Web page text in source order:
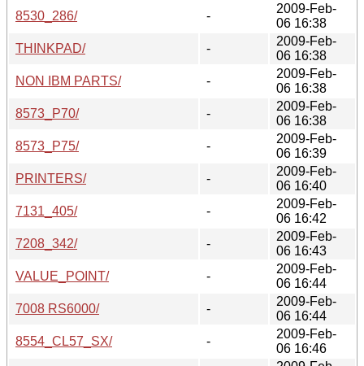
8530_286/
-
2009-Feb-
06 16:38
THINKPAD/
-
2009-Feb-
06 16:38
NON IBM PARTS/
-
2009-Feb-
06 16:38
8573_P70/
-
2009-Feb-
06 16:38
8573_P75/
-
2009-Feb-
06 16:39
PRINTERS/
-
2009-Feb-
06 16:40
7131_405/
-
2009-Feb-
06 16:42
7208_342/
-
2009-Feb-
06 16:43
VALUE_POINT/
-
2009-Feb-
06 16:44
7008 RS6000/
-
2009-Feb-
06 16:44
8554_CL57_SX/
-
2009-Feb-
06 16:46